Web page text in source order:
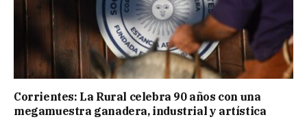
Corrientes: La Rural celebra 90 años con una
megamuestra ganadera, industrial y artística